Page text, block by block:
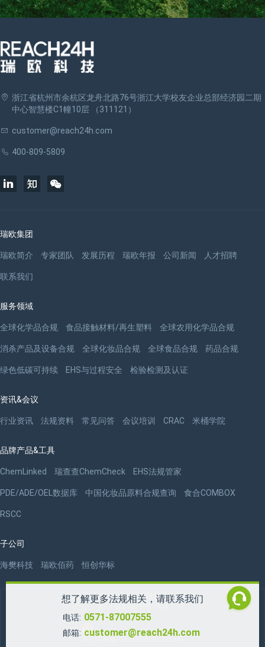
想了解更多法规相关，请联系我们
电话: 0571-87007555
邮箱: customer@reach24h.com
浙江省杭州市余杭区龙舟北路76号浙江大学校友企业总部经济园二期
中心智慧楼C1幢10层 （311121）
customer@reach24h.com
400-809-5809
瑞欧集团
瑞欧简介 专家团队 发展历程 瑞欧年报 公司新闻 人才招聘
联系我们
服务领域
全球化学品合规 食品接触材料/再生塑料 全球农用化学品合规
消杀产品及设备合规 全球化妆品合规 全球食品合规 药品合规
绿色低碳可持续 EHS与过程安全 检验检测及认证
资讯&会议
行业资讯 法规资料 常见问答 会议培训 CRAC 米桶学院
品牌产品&工具
ChemLinked 瑞查查ChemCheck EHS法规管家
PDE/ADE/OEL数据库 中国化妆品原料合规查询 食合COMBOX
RSCC
子公司
海樊科技 瑞欧佰药 恒创华标
版权 ©2009-2026 杭州瑞欧科技有限公司
浙公网安备 33011002014301号